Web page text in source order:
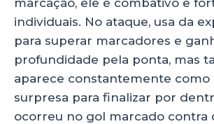
individuais. No ataque, usa da
para superar marcadores e
profundidade pela ponta, mas
aparece constantemente
surpresa para finalizar por
ocorreu no gol marcado contra